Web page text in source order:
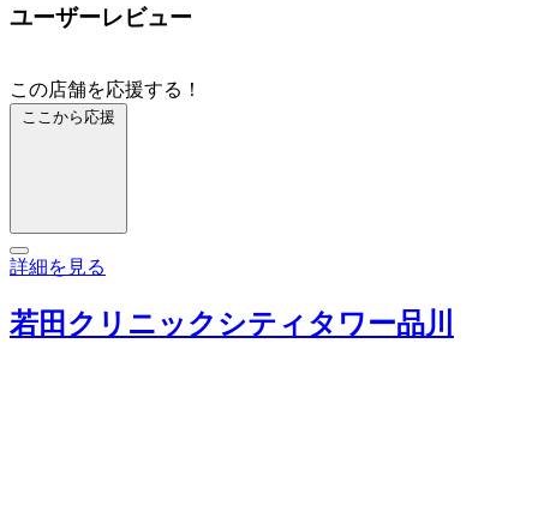
ユーザーレビュー
この店舗を応援する！
ここから応援
詳細を見る
若田クリニックシティタワー品川